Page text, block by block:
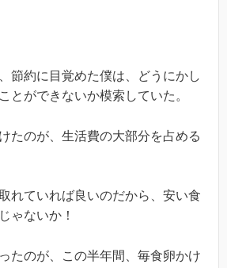
節約に目覚めた僕は、どうにかし
とができないか模索していた。
たのが、生活費の大部分を占める
れていれば良いのだから、安い食
ゃないか！
たのが、この半年間、毎食卵かけ